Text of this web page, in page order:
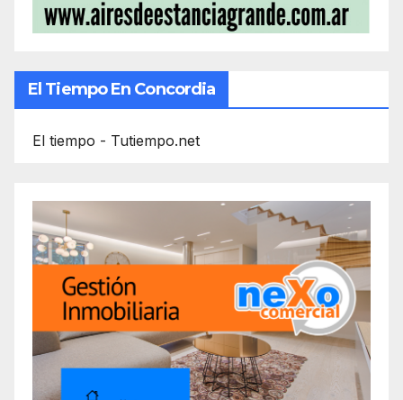
El Tiempo En Concordia
El tiempo - Tutiempo.net